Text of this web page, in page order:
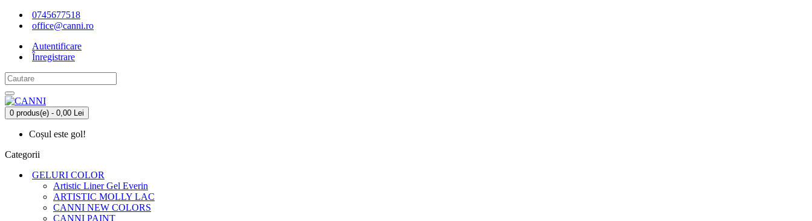
0745677518
office@canni.ro
Autentificare
Înregistrare
0 produs(e) - 0,00 Lei
Coșul este gol!
Categorii
GELURI COLOR
Artistic Liner Gel Everin
ARTISTIC MOLLY LAC
CANNI NEW COLORS
CANNI PAINT